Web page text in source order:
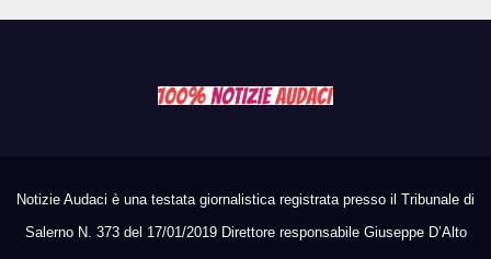
Notizie Audaci è una testata giornalistica registrata presso il Tribunale di
Salerno N. 373 del 17/01/2019 Direttore responsabile Giuseppe D’Alto